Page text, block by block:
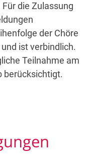
die Zulassung
der Chöre
ist verbindlich.
Teilnahme am
berücksichtigt.